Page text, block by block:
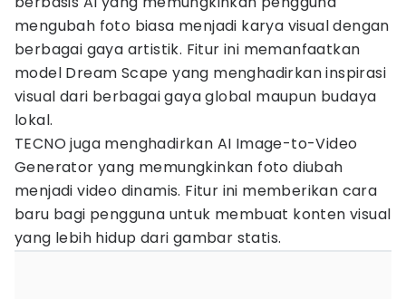
mengubah foto biasa menjadi karya visual dengan
berbagai gaya artistik. Fitur ini memanfaatkan
model Dream Scape yang menghadirkan inspirasi
visual dari berbagai gaya global maupun budaya
lokal.
TECNO juga menghadirkan AI Image-to-Video
Generator yang memungkinkan foto diubah
menjadi video dinamis. Fitur ini memberikan cara
baru bagi pengguna untuk membuat konten visual
yang lebih hidup dari gambar statis.